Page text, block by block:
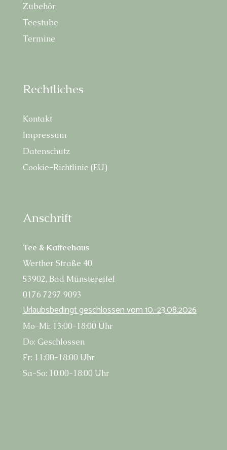
Zube­hör
Tee­stu­be
Ter­mi­ne
Recht­li­ches
Kon­takt
Impres­sum
Daten­schutz
Coo­kie-Richt­li­nie (EU)
Anschrift
Tee & Kaffeehaus
Wert­her Stra­ße 40
53902, Bad Münstereifel
0176 7297 9093
Urlaubs­be­dingt geschlos­sen vom 10.-23.08.2026
Mo-Mi: 13:00-18:00 Uhr
Do: Geschlossen
Fr: 11:00-18:00 Uhr
Sa-So: 10:00-18:00 Uhr